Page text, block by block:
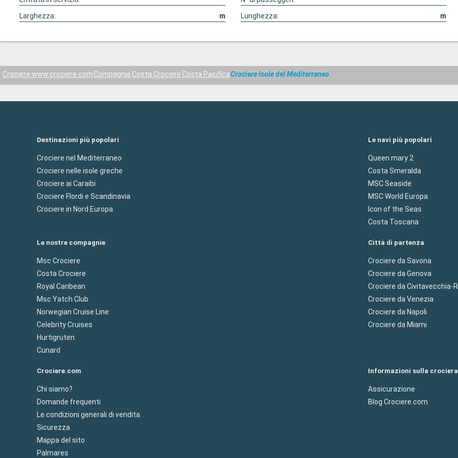
Larghezza:
m Lunghezza: m
Crociere www.crociere.comCompagnie Costa Crociere Costa PacificaCrociere Isole del Mediterraneo
Destinazioni più popolari
Crociere nel Mediterraneo
Crociere nelle isole greche
Crociere ai Caraibi
Crociere Flordi e Scandinavia
Crociere in Nord Europa
Le navi più popolari
Queen mary 2
Costa Smeralda
MSC Seaside
MSC World Europa
Icon of the Seas
Costa Toscana
Le nostre compagnie
Msc Crociere
Costa Crociere
Royal Caribean
Msc Yatch Club
Norwegian Cruise Line
Celebrity Cruises
Hurtigruten
Cunard
Città di partenza
Crociere da Savona
Crociere da Genova
Crociere da Civitavecchia-
Crociere da Venezia
Crociere da Napoli
Crociere da Miami
Crociere.com
Chi siamo?
Domande frequenti
Le condizioni generali di vendita
Sicurezza
Mappa del sito
Palmares
Informazioni sulla crociera
Assicurazione
Blog Crociere.com